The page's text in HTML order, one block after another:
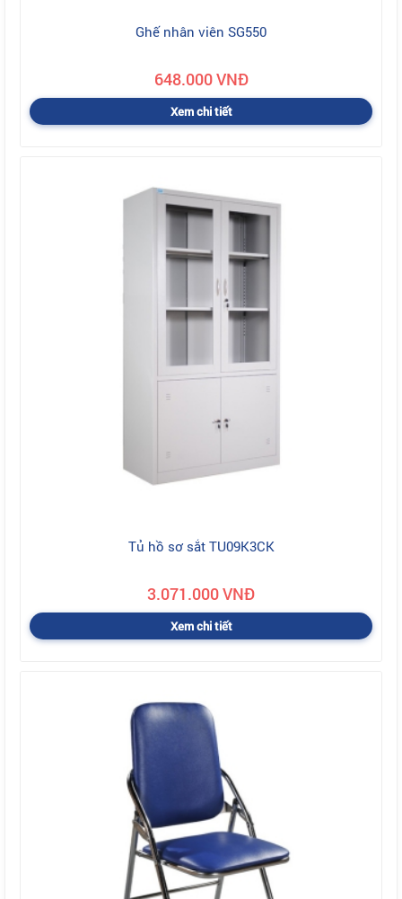
Ghế nhân viên SG550
648.000 VNĐ
Xem chi tiết
Tủ hồ sơ sắt TU09K3CK
3.071.000 VNĐ
Xem chi tiết